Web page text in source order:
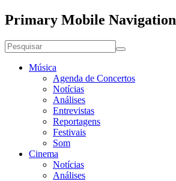
Primary Mobile Navigation
Música
Agenda de Concertos
Notícias
Análises
Entrevistas
Reportagens
Festivais
Som
Cinema
Notícias
Análises